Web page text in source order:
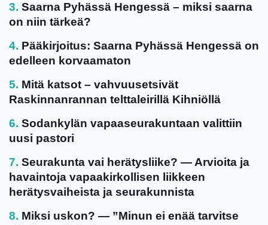
Saarna Pyhässä Hengessä – miksi saarna
on niin tärkeä?
Pääkirjoitus: Saarna Pyhässä Hengessä on
edelleen korvaamaton
Mitä katsot – vahvuusetsivät
Raskinnanrannan telttaleirillä Kihniöllä
Sodankylän vapaaseurakuntaan valittiin
uusi pastori
Seurakunta vai herätysliike? — Arvioita ja
havaintoja vapaakirkollisen liikkeen
herätysvaiheista ja seurakunnista
Miksi uskon? — ”Minun ei enää tarvitse